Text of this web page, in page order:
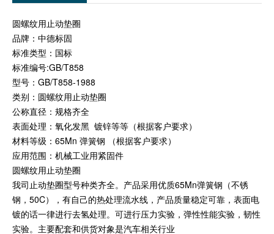
圆螺纹用止动垫圈
品牌：中德标固
标准类型：国标
标准编号:GB/T858
型号：GB/T858-1988
类别：圆螺纹用止动垫圈
公称直径：规格齐全
表面处理：氧化发黑 镀锌等等（根据客户要求）
材料等级：65Mn 弹簧钢 （根据客户要求）
应用范围：机械工业用紧固件
圆螺纹用止动垫圈
我司止动垫圈型号种类齐全。产品采用优质65Mn弹簧钢（不锈
钢，50C），有自己的热处理流水线，产品质量稳定可靠，表面电
镀的话一律进行去氢处理。可进行压力实验，弹性性能实验，韧性
实验。主要配套和供货对象是汽车相关行业